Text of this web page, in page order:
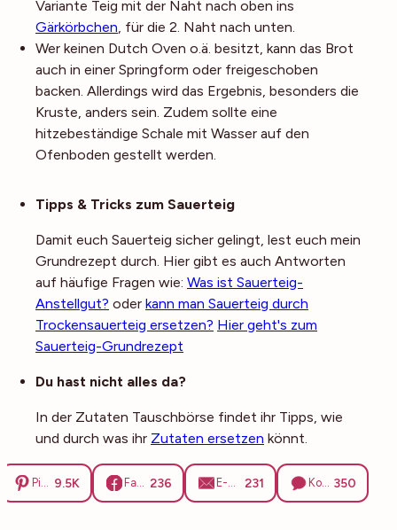
Variante Teig mit der Naht nach oben ins
Gärkörbchen, für die 2. Naht nach unten.
Wer keinen Dutch Oven o.ä. besitzt, kann das Brot
auch in einer Springform oder freigeschoben
backen. Allerdings wird das Ergebnis, besonders die
Kruste, anders sein. Zudem sollte eine
hitzebeständige Schale mit Wasser auf den
Ofenboden gestellt werden.
Tipps & Tricks zum Sauerteig
Damit euch Sauerteig sicher gelingt, lest euch mein
Grundrezept durch. Hier gibt es auch Antworten
auf häufige Fragen wie: Was ist Sauerteig-
Anstellgut? oder kann man Sauerteig durch
Trockensauerteig ersetzen? Hier geht's zum
Sauerteig-Grundrezept
Du hast nicht alles da?
In der Zutaten Tauschbörse findet ihr Tipps, wie
und durch was ihr Zutaten ersetzen könnt.
Pinterest 9.5K Facebook 236 E-Mail 231 Kommentare 350